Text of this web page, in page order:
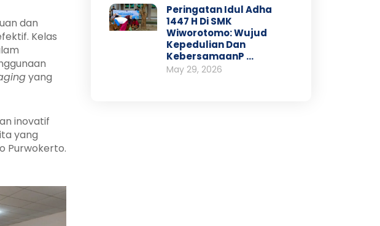
dan
Kelas
yang
inovatif
yang
Purwokerto.
Peringatan Idul Adha
1447 H Di SMK
Wiworotomo: Wujud
Kepedulian Dan
KebersamaanP …
May 29, 2026